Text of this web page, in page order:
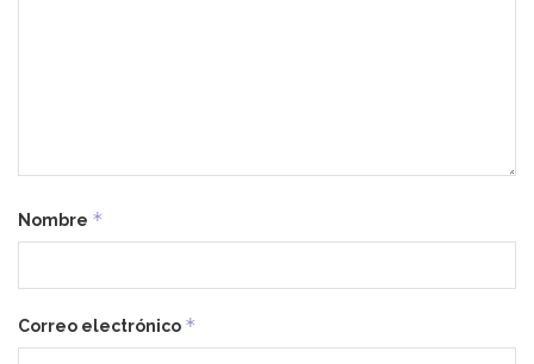
Nombre *
Correo electrónico *